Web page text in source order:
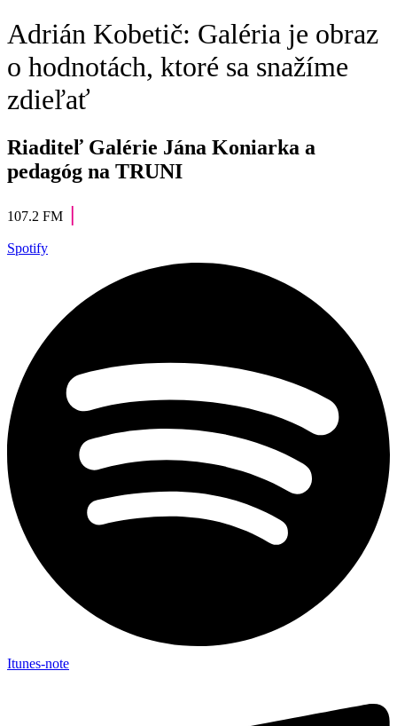
Adrián Kobetič: Galéria je obraz
o hodnotách, ktoré sa snažíme
zdieľať
Riaditeľ Galérie Jána Koniarka a
pedagóg na TRUNI
107.2 FM |
Spotify
Itunes-note